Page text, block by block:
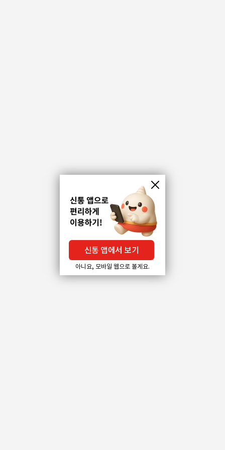
신통 앱에서 보기
아니요, 모바일 웹으로 볼게요.